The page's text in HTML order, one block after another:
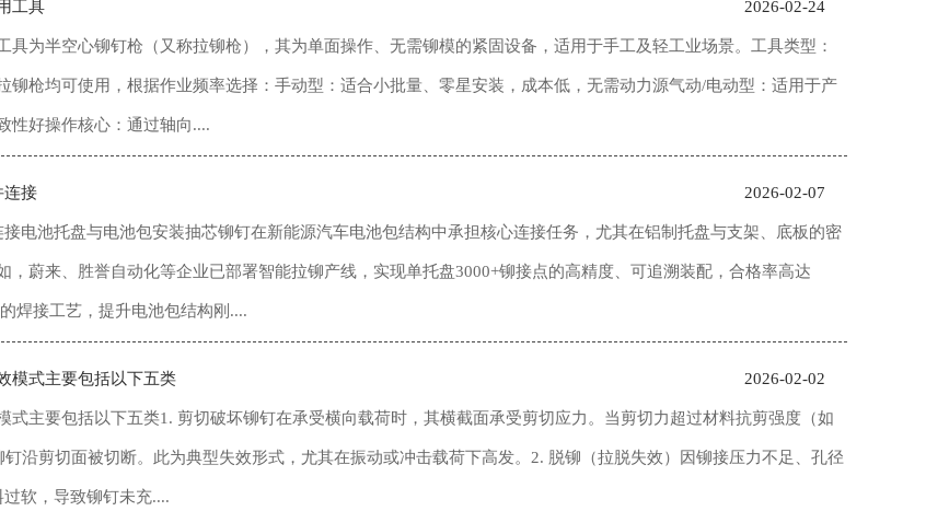
工具 2026-02-24
具为‌半空心铆钉枪‌（又称拉铆枪），其为单面操作、无需铆模的紧固设备，适用于手工及轻工业场景。工具类型‌：
铆枪均可使用，根据作业频率选择：手动型：适合小批量、零星安装，成本低，无需动力源气动/电动型：适用于产
性好操作核心‌：通过轴向....
连接‌ 2026-02-07
电池托盘与电池包安装‌抽芯铆钉在新能源汽车电池包结构中承担核心连接任务，尤其在铝制托盘与支架、底板的密
，蔚来、胜誉自动化等企业已部署智能拉铆产线，实现单托盘3000+铆接点的高精度、可追溯装配，合格率高达
焊接工艺，提升电池包结构刚....
模式主要包括以下五类 2026-02-02
式主要包括以下五类‌1. 剪切破坏‌铆钉在承受横向载荷时，其横截面承受剪切应力。当剪切力超过材料抗剪强度（如
钉沿剪切面被切断。此为典型失效形式，尤其在振动或冲击载荷下高发。‌2. 脱铆（拉脱失效）‌因铆接压力不足、孔径
软，导致铆钉未充....